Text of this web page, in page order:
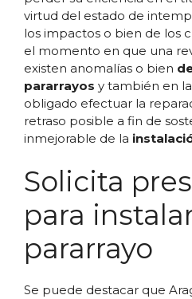
virtud del estado de
los impactos o bien de los
el momento en que una
existen anomalías o bien
pararrayos y también en
obligado efectuar la
retraso posible a fin de
inmejorable de la
Solicita
para
pararrayo
Se puede destacar que